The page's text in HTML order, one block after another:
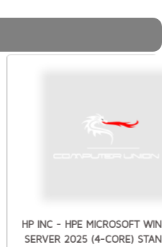
HP INC - HPE MICROSOFT
SERVER 2025 (4-CORE)